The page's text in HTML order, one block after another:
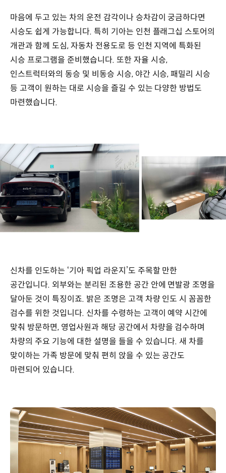
마음에 두고 있는 차의 운전 감각이나 승차감이 궁금하다면
시승도 쉽게 가능합니다. 특히 기아는 인천 플래그십 스토어의
개관과 함께 도심, 자동차 전용도로 등 인천 지역에 특화된
시승 프로그램을 준비했습니다. 또한 자율 시승,
인스트럭터와의 동승 및 비동승 시승, 야간 시승, 패밀리 시승
등 고객이 원하는 대로 시승을 즐길 수 있는 다양한 방법도
마련했습니다.
신차를 인도하는 ‘기아 픽업 라운지’도 주목할 만한
공간입니다. 외부와는 분리된 조용한 공간 안에 면발광 조명을
달아둔 것이 특징이죠. 밝은 조명은 고객 차량 인도 시 꼼꼼한
검수를 위한 것입니다. 신차를 수령하는 고객이 예약 시간에
맞춰 방문하면, 영업사원과 해당 공간에서 차량을 검수하며
차량의 주요 기능에 대한 설명을 들을 수 있습니다. 새 차를
맞이하는 가족 방문에 맞춰 편히 앉을 수 있는 공간도
마련되어 있습니다.